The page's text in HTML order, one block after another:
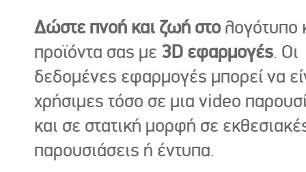
Δώστε πνοή και ζωή στο λογότυπο
προϊόντα σας με 3D εφαρμογές. Οι
δεδομένες εφαρμογές μπορεί να
χρήσιμες τόσο σε μια video
και σε στατική μορφή σε
παρουσιάσεις ή έντυπα.